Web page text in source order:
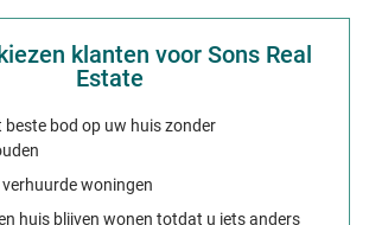
klanten voor Sons Real
Estate
beste bod op uw huis zonder
woningen
huis blijven wonen totdat u iets anders